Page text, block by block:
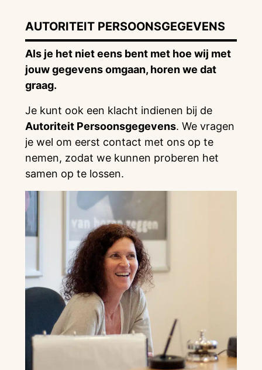
AUTORITEIT PERSOONSGEGEVENS
Als je het niet eens bent met hoe wij met
jouw gegevens omgaan, horen we dat
graag.
Je kunt ook een klacht indienen bij de
Autoriteit Persoonsgegevens. We vragen
je wel om eerst contact met ons op te
nemen, zodat we kunnen proberen het
samen op te lossen.